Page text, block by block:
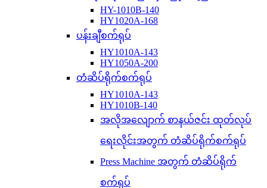
HY-1010B-140
HY1020A-168
ပန်းချီစက်ရုပ်
HY1010A-143
HY1050A-200
တံဆိပ်ရိုက်စက်ရုပ်
HY1010A-143
HY1010B-140
အလိုအလျောက် စာနယ်ဇင်း ထုတ်လုပ်
ရေးလိုင်းအတွက် တံဆိပ်ရိုက်စက်ရုပ်
Press Machine အတွက် တံဆိပ်ရိုက်
စက်ရုပ်